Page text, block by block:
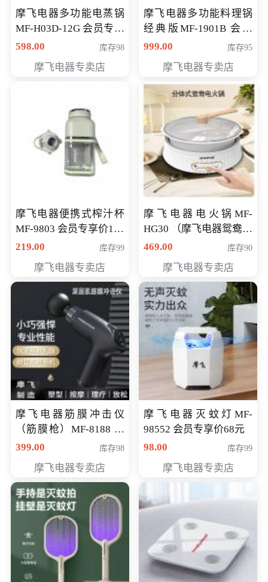
摩飞电器多功能电蒸锅
MF-H03D-12G 会员专享
价398元
598.00 库存98
摩飞电器专卖店
摩飞电器多功能料理锅
经典版MF-1901B 会员
专享价399元
999.00 库存95
摩飞电器专卖店
摩飞电器便携式榨汁杯
MF-9803 会员专享价138
元
219.00 库存99
摩飞电器专卖店
摩飞电器电火锅MF-
HG30 （摩飞电器鸳鸯锅
MF-HG30 ） 会员专享价
469.00 库存90
摩飞电器专卖店
摩飞电器筋膜冲击仪
（筋膜枪）MF-8188 会
员专享价268元
399.00 库存98
摩飞电器专卖店
摩飞电器灭蚊灯MF-
98552 会员专享价68元
98.00
库存99
摩飞电器专卖店